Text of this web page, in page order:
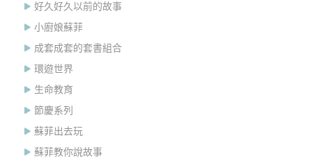
好久好久以前的故事
小廚娘蘇菲
成套成套的套書組合
環遊世界
生命教育
節慶系列
蘇菲出去玩
蘇菲教你說故事